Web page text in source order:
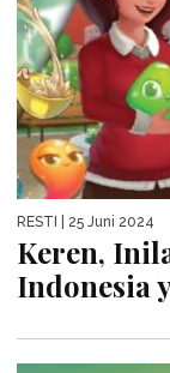
RESTI | 25 Juni 2024
Keren,
Indonesia